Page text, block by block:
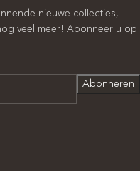
nieuwe collecties,
veel meer! Abonneer u op